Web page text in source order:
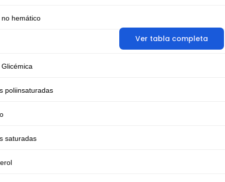
Ver tabla completa
no hemático
poliinsaturadas
saturadas